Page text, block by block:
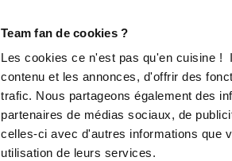
Team fan de cookies ?
Les cookies ce n'est pas qu'en cuisine !
contenu et les annonces, d'offrir des
trafic. Nous partageons également des
partenaires de médias sociaux, de
celles-ci avec d'autres informations que
utilisation de leurs services.
desserts Repas